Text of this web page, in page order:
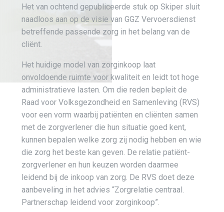
Het van ochtend gepubliceerde stuk op Skiper sluit
naadloos aan op de visie van GGZ Vervoersdienst
betreffende passende zorg in het belang van de
cliënt.
Het huidige model van zorginkoop laat
onvoldoende ruimte voor kwaliteit en leidt tot hoge
administratieve lasten. Om die reden bepleit de
Raad voor Volksgezondheid en Samenleving (RVS)
voor een vorm waarbij patiënten en cliënten samen
met de zorgverlener die hun situatie goed kent,
kunnen bepalen welke zorg zij nodig hebben en wie
die zorg het beste kan geven. De relatie patiënt-
zorgverlener en hun keuzen worden daarmee
leidend bij de inkoop van zorg. De RVS doet deze
aanbeveling in het advies “Zorgrelatie centraal.
Partnerschap leidend voor zorginkoop”.